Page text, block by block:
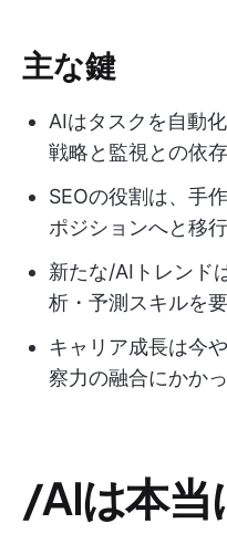
主な鍵
AIはタスクを自動
戦略と監視との依
SEOの役割は、手
ポジションへと移
新たな/AIトレンド
析・予測スキルを要
キャリア成長は今
察力の融合にかかっ
/AIは本当